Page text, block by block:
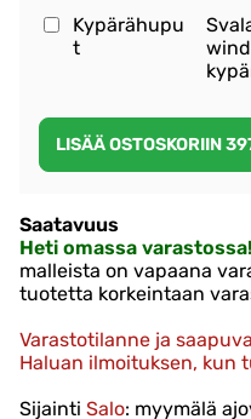
Kypärähupu
t
Saatavuus
Heti omassa varastossa!
malleista on vapaana
tuotetta korkeintaan
Varastotilanne ja
Haluan ilmoituksen, kun
Sijainti Salo: myymälä